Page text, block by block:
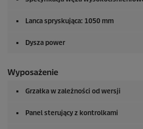
Lanca spryskująca: 1050 mm
Dysza power
Wyposażenie
Grzałka w zależności od wersji
Panel sterujący z kontrolkami